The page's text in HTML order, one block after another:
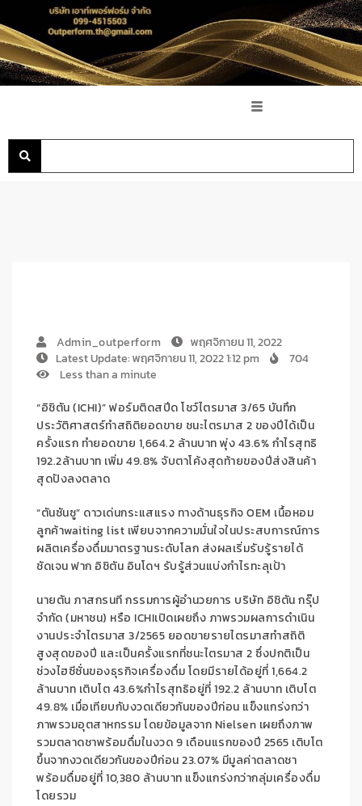
Admin_outperform
พฤศจิกายน 11, 2022
Latest Update: พฤศจิกายน 11, 2022 1:12 pm
704
Less than a minute
“อิชิตัน(ICHI)”ฟอร์มติดสปีด โชว์ไตรมาส 3/65 บันทึก
ประวัติศาสตร์ทำสถิติยอดขาย ชนะไตรมาส 2 ของปีได้เป็น
ครั้งแรก ทำยอดขาย 1,664.2 ล้านบาท พุ่ง43.6%กำไรสุทธิ
192.2ล้านบาท เพิ่ม49.8% จับตาโค้งสุดท้ายของปีส่งสินค้า
สุดปังลงตลาด
“ตันซันซู” ดาวเด่นกระแสแรง ทางด้านธุรกิจOEM เนื้อหอม
ลูกค้าwaiting list เพียบจากความมั่นใจในประสบการณ์การ
ผลิตเครื่องดื่มมาตรฐานระดับโลก ส่งผลเริ่มรับรู้รายได้
ชัดเจนฟาก อิชิตัน อินโดฯ รับรู้ส่วนแบ่งกำไรทะลุเป้า
นายตัน ภาสกรนที กรรมการผู้อำนวยการ บริษัท อิชิตัน กรุ๊ป
จำกัด (มหาชน) หรือ ICHIเปิดเผยถึง ภาพรวมผลการดำเนิน
งานประจำไตรมาส 3/2565 ยอดขายรายไตรมาสทำสถิติ
สูงสุดของปี และเป็นครั้งแรกที่ชนะไตรมาส 2 ซึ่งปกติเป็น
ช่วงไฮซีซั่นของธุรกิจเครื่องดื่ม โดยมีรายได้อยู่ที่1,664.2
ล้านบาท เติบโต43.6%กำไรสุทธิอยู่ที่192.2 ล้านบาท เติบโต
49.8% เมื่อเทียบกับงวดเดียวกันของปีก่อน แข็งแกร่งกว่า
ภาพรวมอุตสาหกรรมโดยข้อมูลจากNielsen เผยถึงภาพ
รวมตลาดชาพร้อมดื่มในงวด9 เดือนแรกของปี 2565 เติบโต
ขึ้นจากงวดเดียวกันของปีก่อน23.07% มีมูลค่าตลาดชา
พร้อมดื่มอยู่ที่10,380 ล้านบาท แข็งแกร่งกว่ากลุ่มเครื่องดื่ม
โดยรวม